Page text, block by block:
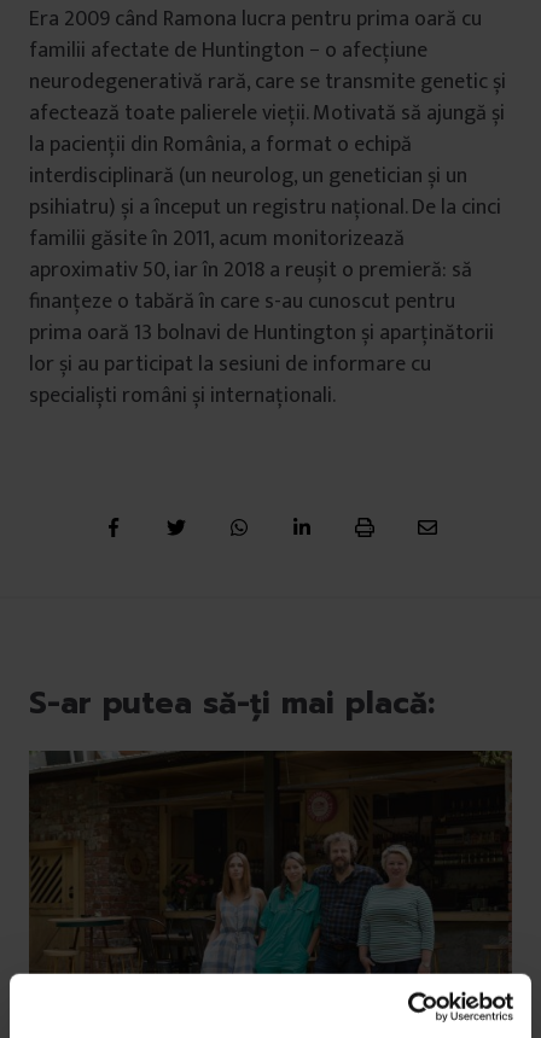
Era 2009 când Ramona lucra pentru prima oară cu
familii afectate de Huntington − o afecțiune
neurodegenerativă rară, care se transmite genetic și
afectează toate palierele vieții. Motivată să ajungă și
la pacienții din România, a format o echipă
interdisciplinară (un neurolog, un genetician și un
psihiatru) și a început un registru național. De la cinci
familii găsite în 2011, acum monitorizează
aproximativ 50, iar în 2018 a reușit o premieră: să
finanțeze o tabără în care s-au cunoscut pentru
prima oară 13 bolnavi de Huntington și aparținătorii
lor și au participat la sesiuni de informare cu
specialiști români și internaționali.
S-ar putea să-ți mai placă: